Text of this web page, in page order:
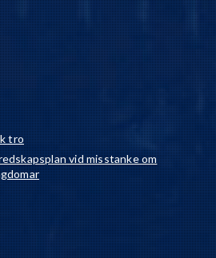
tro
vid misstanke om